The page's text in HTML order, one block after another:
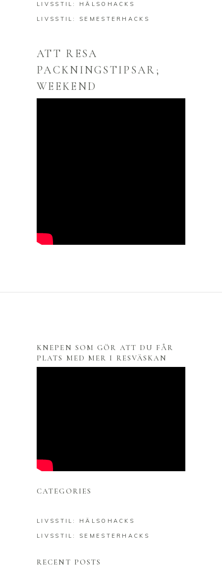
LIVSSTIL: HÄLSOHACKS
LIVSSTIL: SEMESTERHACKS
ATT RESA
PACKNINGSTIPSAR;
WEEKEND
KNEPEN SOM GÖR ATT DU FÅR
PLATS MED MER I RESVÄSKAN
CATEGORIES
LIVSSTIL: HÄLSOHACKS
LIVSSTIL: SEMESTERHACKS
RECENT POSTS